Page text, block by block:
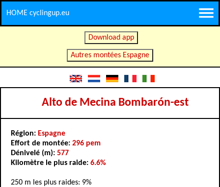
HOME cyclingup.eu
Download app
Autres montées Espagne
Alto de Mecina Bombarón-est
Région: Espagne
Effort de montée: 296 pem
Dénivelé (m): 577
Kilomètre le plus raide: 6.6%
250 m les plus raides: 9%